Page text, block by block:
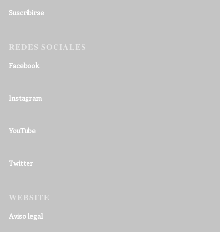
Suscribirse
REDES SOCIALES
Facebook
Instagram
YouTube
Twitter
WEBSITE
Aviso legal